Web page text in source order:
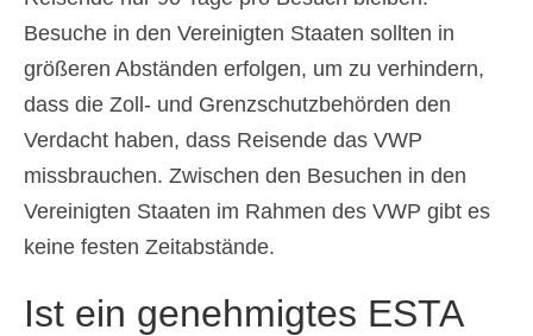
Besuche in den Vereinigten Staaten sollten in
größeren Abständen erfolgen, um zu verhindern,
dass die Zoll- und Grenzschutzbehörden den
Verdacht haben, dass Reisende das VWP
missbrauchen. Zwischen den Besuchen in den
Vereinigten Staaten im Rahmen des VWP gibt es
keine festen Zeitabstände.
Ist ein genehmigtes ESTA